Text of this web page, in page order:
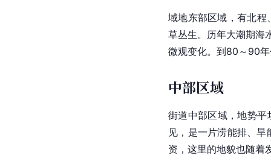
域地东部区域，有北程
草丛生。历年大潮期海
微观变化。到80～90
中部区域
街道中部区域，地势
见，是一片涝能排、
资 ，这里的地貌也随着